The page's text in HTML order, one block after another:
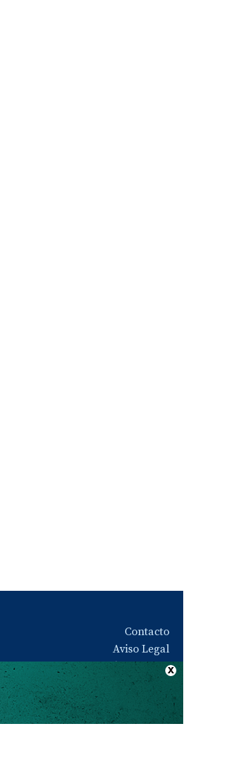
Contacto
Aviso Legal
Quiénes somos
Política de privacidad